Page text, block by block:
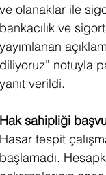
ve olanaklar ile
bankacılık ve
yayımlanan
diliyoruz” notuyla
yanıt verildi.
Hak sahipliği
Hasar tespit
başlamadı.